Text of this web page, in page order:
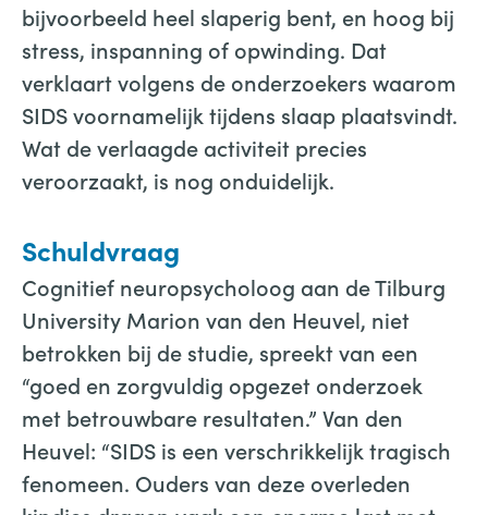
bijvoorbeeld heel slaperig bent, en hoog bij
stress, inspanning of opwinding. Dat
verklaart volgens de onderzoekers waarom
SIDS voornamelijk tijdens slaap plaatsvindt.
Wat de verlaagde activiteit precies
veroorzaakt, is nog onduidelijk.
Schuldvraag
Cognitief neuropsycholoog aan de Tilburg
University Marion van den Heuvel, niet
betrokken bij de studie, spreekt van een
“goed en zorgvuldig opgezet onderzoek
met betrouwbare resultaten.” Van den
Heuvel: “SIDS is een verschrikkelijk tragisch
fenomeen. Ouders van deze overleden